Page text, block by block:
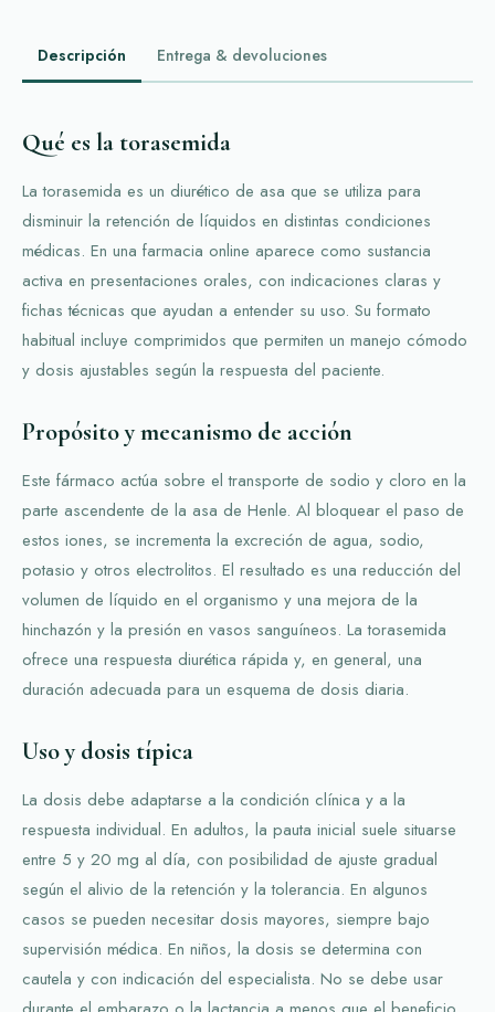
Descripción Entrega & devoluciones
Qué es la torasemida
La torasemida es un diurético de asa que se utiliza para
disminuir la retención de líquidos en distintas condiciones
médicas. En una farmacia online aparece como sustancia
activa en presentaciones orales, con indicaciones claras y
fichas técnicas que ayudan a entender su uso. Su formato
habitual incluye comprimidos que permiten un manejo cómodo
y dosis ajustables según la respuesta del paciente.
Propósito y mecanismo de acción
Este fármaco actúa sobre el transporte de sodio y cloro en la
parte ascendente de la asa de Henle. Al bloquear el paso de
estos iones, se incrementa la excreción de agua, sodio,
potasio y otros electrolitos. El resultado es una reducción del
volumen de líquido en el organismo y una mejora de la
hinchazón y la presión en vasos sanguíneos. La torasemida
ofrece una respuesta diurética rápida y, en general, una
duración adecuada para un esquema de dosis diaria.
Uso y dosis típica
La dosis debe adaptarse a la condición clínica y a la
respuesta individual. En adultos, la pauta inicial suele situarse
entre 5 y 20 mg al día, con posibilidad de ajuste gradual
según el alivio de la retención y la tolerancia. En algunos
casos se pueden necesitar dosis mayores, siempre bajo
supervisión médica. En niños, la dosis se determina con
cautela y con indicación del especialista. No se debe usar